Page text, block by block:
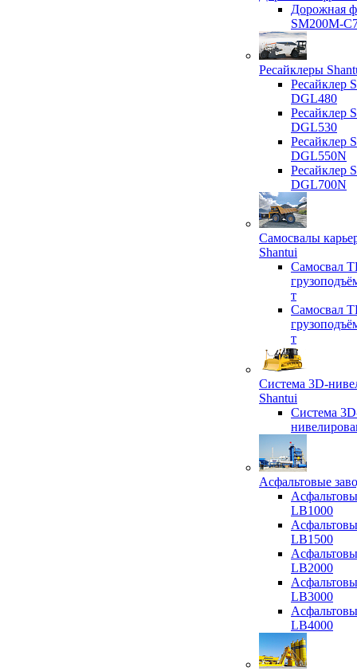
Дорожная
SM200M-
Ресайклеры
Ресайклер
DGL480
Ресайклер
DGL530
Ресайклер
DGL550N
Ресайклер
DGL700N
Самосвалы
Shantui
Самосвал
т
Самосвал
т
Система 3D-
Shantui
Система
Асфальтовые
LB1000
LB1500
LB2000
LB3000
LB4000